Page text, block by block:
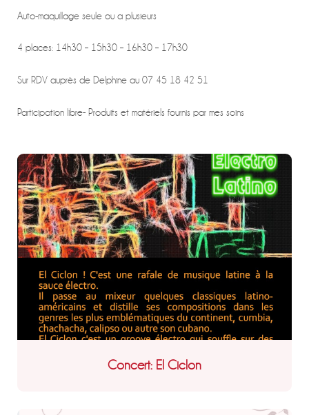
Auto-maquillage seule ou a plusieurs
4 places: 14h30 – 15h30 – 16h30 – 17h30
Sur RDV auprès de Delphine au 07 45 18 42 51
Participation libre- Produits et matériels fournis par mes soins
Concert: El Ciclon